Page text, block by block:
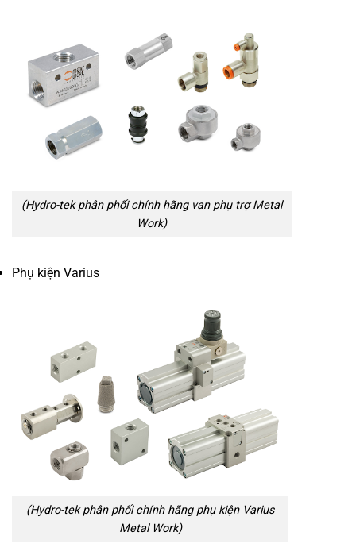
(Hydro-tek phân phối chính hãng van phụ trợ Metal
Work)
Phụ kiện Varius
(Hydro-tek phân phối chính hãng phụ kiện Varius
Metal Work)